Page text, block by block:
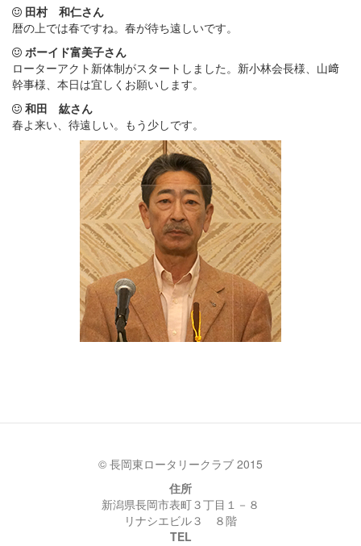
田村 和仁さん
暦の上では春ですね。春が待ち遠しいです。
ボーイド富美子さん
ローターアクト新体制がスタートしました。新小林会長様、山﨑
幹事様、本日は宜しくお願いします。
和田 紘さん
春よ来い、待遠しい。もう少しです。
© 長岡東ロータリークラブ 2015
住所
新潟県長岡市表町３丁目１－８
リナシエビル３ ８階
TEL